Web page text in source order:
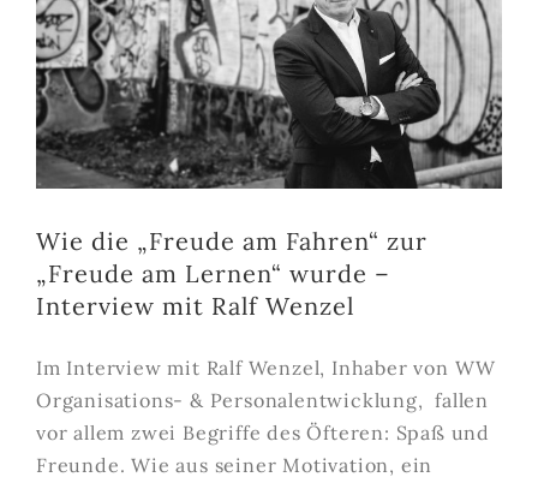
Wie die „Freude am Fahren“ zur
„Freude am Lernen“ wurde –
Interview mit Ralf Wenzel
Im Interview mit Ralf Wenzel, Inhaber von WW
Organisations- & Personalentwicklung, fallen
vor allem zwei Begriffe des Öfteren: Spaß und
Freunde. Wie aus seiner Motivation, ein